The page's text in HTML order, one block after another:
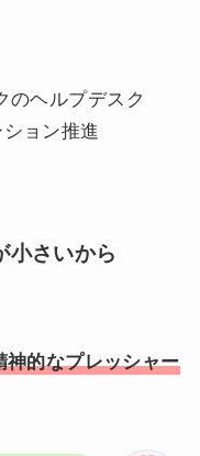
のヘルプデスク
ョン推進
さいから
神的なプレッシャー